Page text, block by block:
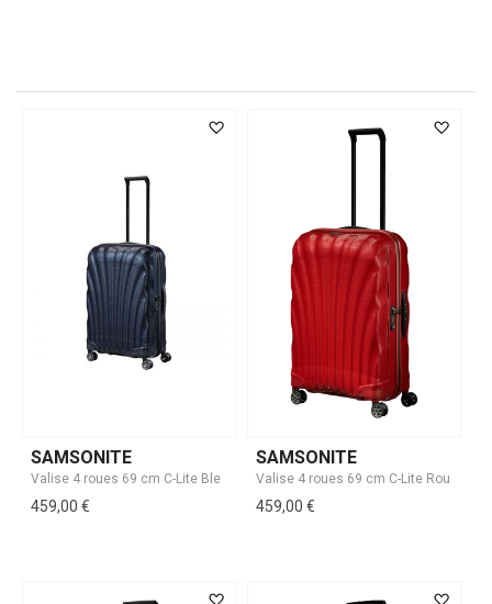
SAMSONITE
459,00 €
SAMSONITE
459,00 €